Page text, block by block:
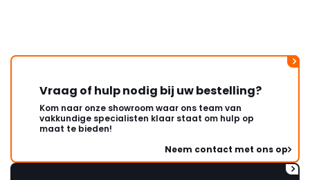
Vraag of hulp nodig bij uw bestelling?
Kom naar onze showroom waar ons team van
vakkundige specialisten klaar staat om hulp op
maat te bieden!
Neem contact met ons op